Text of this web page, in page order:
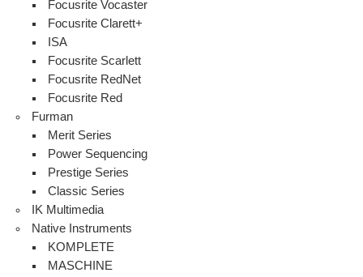
Focusrite Vocaster
Focusrite Clarett+
ISA
Focusrite Scarlett
Focusrite RedNet
Focusrite Red
Furman
Merit Series
Power Sequencing
Prestige Series
Classic Series
IK Multimedia
Native Instruments
KOMPLETE
MASCHINE